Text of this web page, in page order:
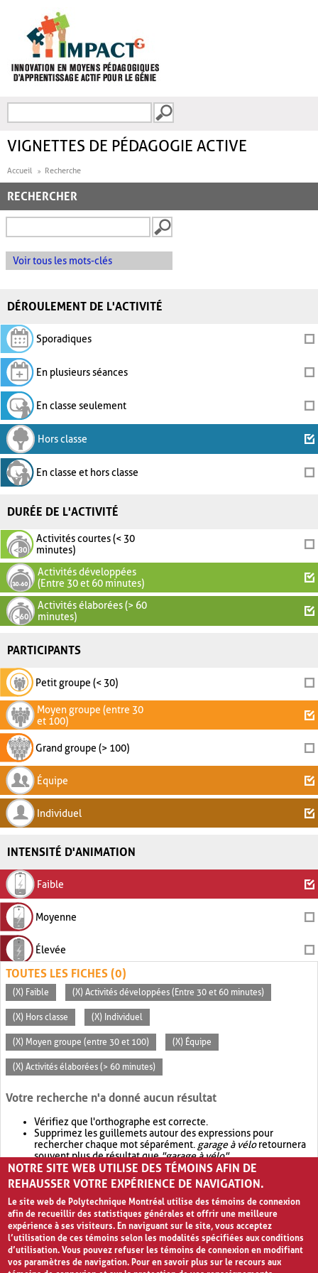
FORMULAIRE DE
VIGNETTES DE PÉDAGOGIE ACTIVE
Accueil Recherche
RECHERCHER
Voir tous les mots-clés
DÉROULEMENT DE L'ACTIVITÉ
Sporadiques
En plusieurs séances
En classe seulement
Hors classe
En classe et hors classe
DURÉE DE L'ACTIVITÉ
Activités courtes (< 30
minutes)
Activités développées
(Entre 30 et 60 minutes)
Activités élaborées (> 60
minutes)
PARTICIPANTS
Petit groupe (< 30)
Moyen groupe (entre 30
et 100)
Grand groupe (> 100)
Équipe
Individuel
INTENSITÉ D'ANIMATION
Faible
Moyenne
Élevée
TOUTES LES FICHES (0)
(X) Faible (X) Activités développées (Entre 30 et 60 minutes)
(X) Hors classe (X) Individuel
(X) Moyen groupe (entre 30 et 100) (X) Équipe
(X) Activités élaborées (> 60 minutes)
Votre recherche n'a donné aucun résultat
Vérifiez que l'orthographe est correcte.
Supprimez les guillemets autour des expressions pour
rechercher chaque mot séparément. garage à véloretournera
souvent plus de résultat que"garage à vélo".
Envisagez d'élargir votre recherche avec OR.garage OR vélo
retournera souvent plus de résultat quegarage à vélo
NOTRE SITE WEB UTILISE DES TÉMOINS AFIN DE
REHAUSSER VOTRE EXPÉRIENCE DE NAVIGATION.
Le site web de Polytechnique Montréal utilise des témoins de connexion
afin de recueillir des statistiques générales et offrir une meilleure
expérience à ses visiteurs. En naviguant sur le site, vous acceptez
l’utilisation de ces témoins selon les modalités spécifiées aux conditions
d’utilisation. Vous pouvez refuser les témoins de connexion en modifiant
vos paramètres de navigation. Pour en savoir plus sur le recours aux